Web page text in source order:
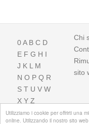
Utilizziamo i cookie per offrirti una
online. Utilizzando il nostro sito
0A B C D
E F G H I
J K L M
N O P Q R
S T U V W
X Y Z
Chi
sito